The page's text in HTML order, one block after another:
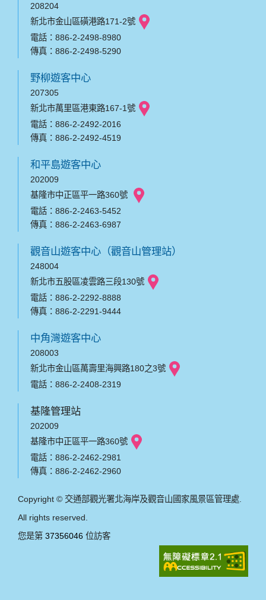
208204
新北市金山區磺港路171-2號
電話：886-2-2498-8980
傳真：886-2-2498-5290
野柳遊客中心
207305
新北市萬里區港東路167-1號
電話：886-2-2492-2016
傳真：886-2-2492-4519
和平島遊客中心
202009
基隆市中正區平一路360號
電話：886-2-2463-5452
傳真：886-2-2463-6987
觀音山遊客中心（觀音山管理站）
248004
新北市五股區凌雲路三段130號
電話：886-2-2292-8888
傳真：886-2-2291-9444
中角灣遊客中心
208003
新北市金山區萬壽里海興路180之3號
電話：886-2-2408-2319
基隆管理站
202009
基隆市中正區平一路360號
電話：886-2-2462-2981
傳真：886-2-2462-2960
Copyright © 交通部觀光署北海岸及觀音山國家風景區管理處.
All rights reserved.
您是第 37356046 位訪客